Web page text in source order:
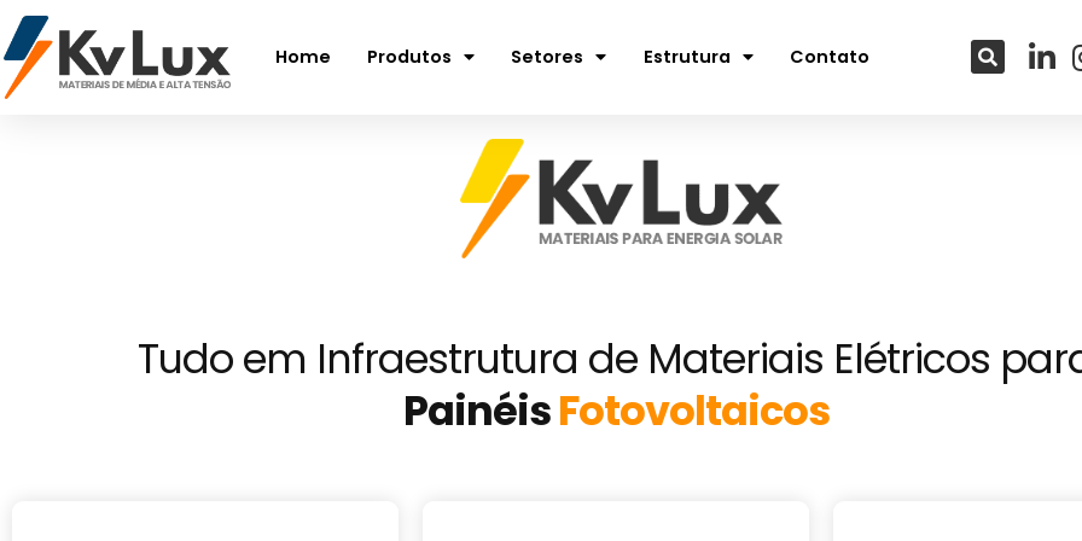
Home Produtos Setores Estrutura Contato
Tudo em Infraestrutura de Materiais Elétricos
PainéisFotovoltaicos